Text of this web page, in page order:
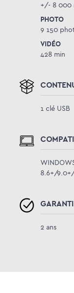
+/- 8 000
PHOTO
9 150
VIDÉO
428 min
1 clé USB
8.6+/
2 ans